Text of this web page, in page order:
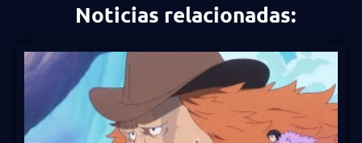
Noticias relacionadas: